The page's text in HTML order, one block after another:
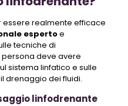
realmente efficace
espertoe
tecniche di
deve avere
sistema linfatico e sulle
drenaggio dei fluidi.
linfodrenante